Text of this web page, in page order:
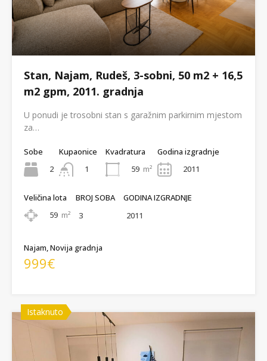
Stan, Najam, Rudeš, 3-sobni, 50 m2 + 16,5
m2 gpm, 2011. gradnja
U ponudi je trosobni stan s garažnim parkirnim mjestom
za…
Sobe
2
Kupaonice
1
Kvadratura
59 m²
Godina izgradnje
2011
Veličina lota
59 m²
BROJ SOBA
3
GODINA IZGRADNJE
2011
Najam, Novija gradnja
999€
Istaknuto